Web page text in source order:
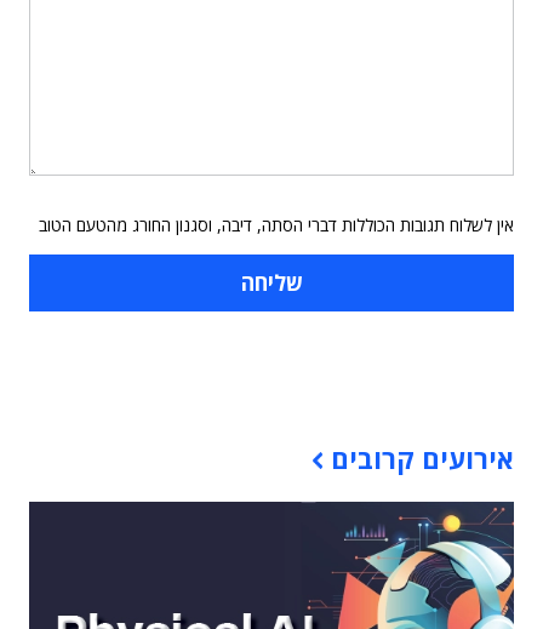
אין לשלוח תגובות הכוללות דברי הסתה, דיבה, וסגנון החורג מהטעם הטוב
אירועים קרובים